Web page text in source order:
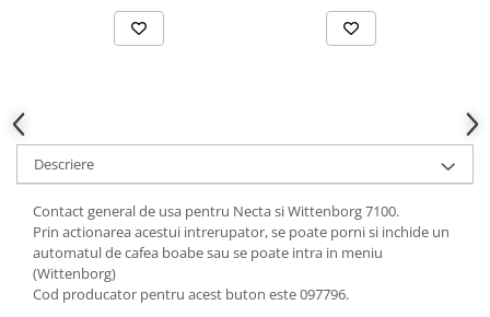
Descriere
Contact general de usa pentru Necta si Wittenborg 7100.
Prin actionarea acestui intrerupator, se poate porni si inchide un
automatul de cafea boabe sau se poate intra in meniu
(Wittenborg)
Cod producator pentru acest buton este 097796.